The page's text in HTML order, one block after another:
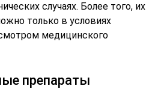
случаях. Более того, их
только в условиях
медицинского
препараты